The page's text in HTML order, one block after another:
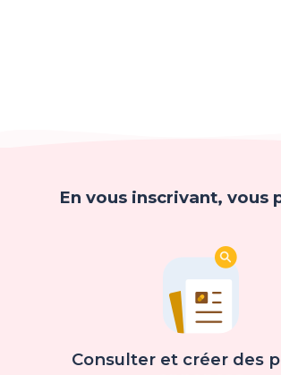
En vous inscrivant, vous
Consulter et créer des